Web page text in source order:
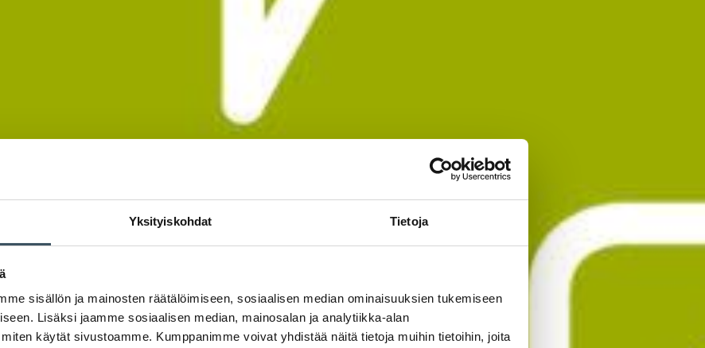
Yksityiskohdat Tietoja
sisällön ja mainosten räätälöimiseen, sosiaalisen median ominaisuuksien tukemiseen
Lisäksi jaamme sosiaalisen median, mainosalan ja analytiikka-alan
käytät sivustoamme. Kumppanimme voivat yhdistää näitä tietoja muihin tietoihin, joita